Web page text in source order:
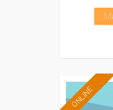
ONLINE